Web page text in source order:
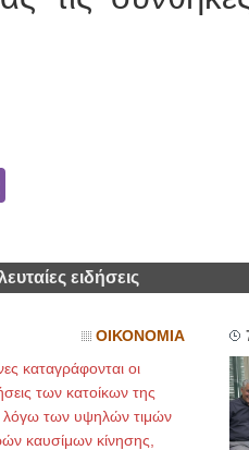
ειδήσεις
ΟΙΚΟΝΟΜΙΑ
καταγράφονται οι
των κατοίκων της
των υψηλών τιμών
καυσίμων κίνησης,